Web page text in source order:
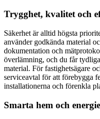
Trygghet, kvalitet och
Säkerhet är alltid högsta
använder godkända material
dokumentation och
överlämning, och du får
material. För fastighetsägare
serviceavtal för att förebygga
installationerna och förenkla
Smarta hem och